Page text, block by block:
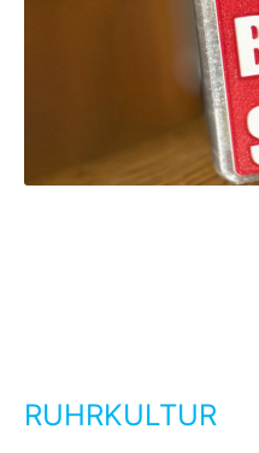
RUHRKULTUR